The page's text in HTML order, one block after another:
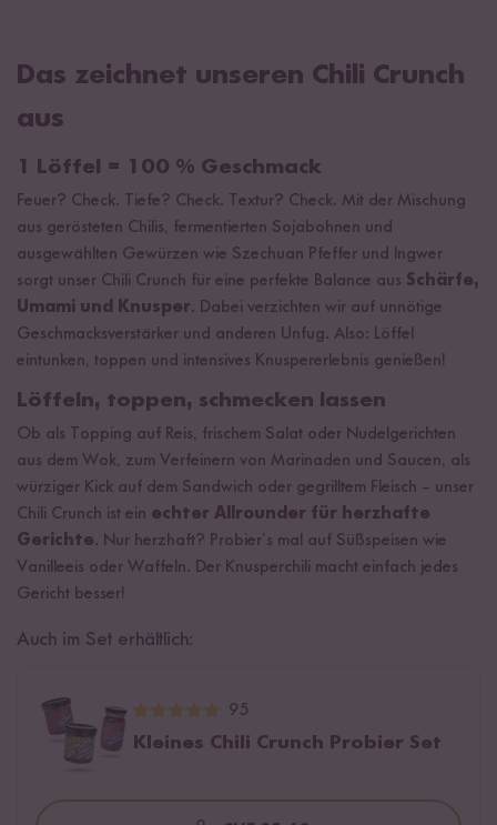
Das zeichnet unseren Chili Crunch
aus
1 Löffel = 100 % Geschmack
Feuer? Check. Tiefe? Check. Textur? Check. Mit der Mischung
aus gerösteten Chilis, fermentierten Sojabohnen und
ausgewählten Gewürzen wie Szechuan Pfeffer und Ingwer
sorgt unser Chili Crunch für eine perfekte Balance aus Schärfe,
Umami und Knusper. Dabei verzichten wir auf unnötige
Geschmacksverstärker und anderen Unfug. Also: Löffel
eintunken, toppen und intensives Knuspererlebnis genießen!
Löffeln, toppen, schmecken lassen
Ob als Topping auf Reis, frischem Salat oder Nudelgerichten
aus dem Wok, zum Verfeinern von Marinaden und Saucen, als
würziger Kick auf dem Sandwich oder gegrilltem Fleisch – unser
Chili Crunch ist ein echter Allrounder für herzhafte
Gerichte. Nur herzhaft? Probier’s mal auf Süßspeisen wie
Vanilleeis oder Waffeln. Der Knusperchili macht einfach jedes
Gericht besser!
Auch im Set erhältlich:
95
Kleines Chili Crunch Probier Set